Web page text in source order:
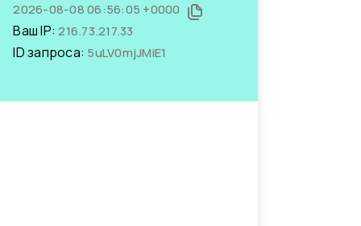
2026-08-08 06:56:05 +0000
Ваш IP:216.73.217.33
ID запроса: 5uLV0mjJMiE1